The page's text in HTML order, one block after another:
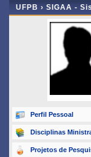
UFPB › SIGAA -
Perfil Pessoal
Disciplinas
Projetos de